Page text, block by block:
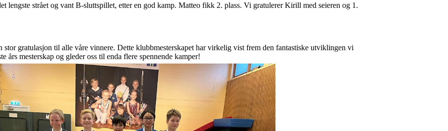
lengste strået og vant B-sluttspillet, etter en god kamp. Matteo fikk 2. plass. Vi gratulerer Kirill med seieren og 1.
gratulasjon til alle våre vinnere. Dette klubbmesterskapet har virkelig vist frem den fantastiske utviklingen vi
års mesterskap og gleder oss til enda flere spennende kamper!